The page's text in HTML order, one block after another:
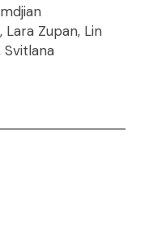
Lara Zupan, Lin
Svitlana